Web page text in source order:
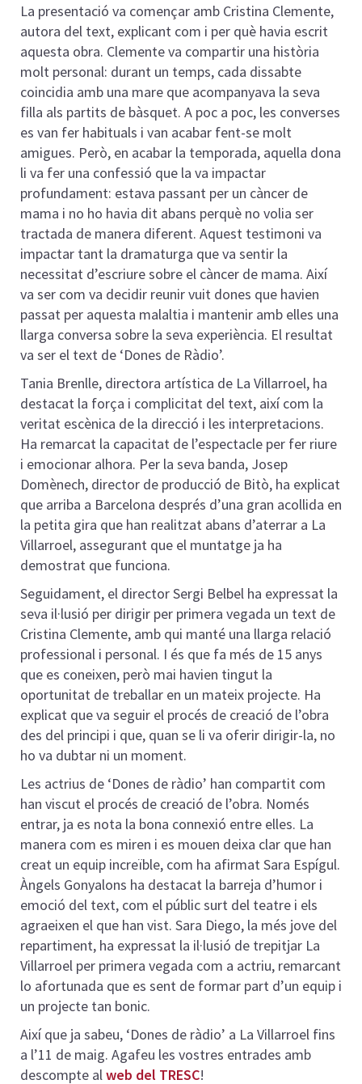
La presentació va començar amb Cristina Clemente,
autora del text, explicant com i per què havia escrit
aquesta obra. Clemente va compartir una història
molt personal: durant un temps, cada dissabte
coincidia amb una mare que acompanyava la seva
filla als partits de bàsquet. A poc a poc, les converses
es van fer habituals i van acabar fent-se molt
amigues. Però, en acabar la temporada, aquella dona
li va fer una confessió que la va impactar
profundament: estava passant per un càncer de
mama i no ho havia dit abans perquè no volia ser
tractada de manera diferent. Aquest testimoni va
impactar tant la dramaturga que va sentir la
necessitat d’escriure sobre el càncer de mama. Així
va ser com va decidir reunir vuit dones que havien
passat per aquesta malaltia i mantenir amb elles una
llarga conversa sobre la seva experiència. El resultat
va ser el text de ‘Dones de Ràdio’.
Tania Brenlle, directora artística de La Villarroel, ha
destacat la força i complicitat del text, així com la
veritat escènica de la direcció i les interpretacions.
Ha remarcat la capacitat de l’espectacle per fer riure
i emocionar alhora. Per la seva banda, Josep
Domènech, director de producció de Bitò, ha explicat
que arriba a Barcelona després d’una gran acollida en
la petita gira que han realitzat abans d’aterrar a La
Villarroel, assegurant que el muntatge ja ha
demostrat que funciona.
Seguidament, el director Sergi Belbel ha expressat la
seva il·lusió per dirigir per primera vegada un text de
Cristina Clemente, amb qui manté una llarga relació
professional i personal. I és que fa més de 15 anys
que es coneixen, però mai havien tingut la
oportunitat de treballar en un mateix projecte. Ha
explicat que va seguir el procés de creació de l’obra
des del principi i que, quan se li va oferir dirigir-la, no
ho va dubtar ni un moment.
Les actrius de ‘Dones de ràdio’ han compartit com
han viscut el procés de creació de l’obra. Només
entrar, ja es nota la bona connexió entre elles. La
manera com es miren i es mouen deixa clar que han
creat un equip increïble, com ha afirmat Sara Espígul.
Àngels Gonyalons ha destacat la barreja d’humor i
emoció del text, com el públic surt del teatre i els
agraeixen el que han vist. Sara Diego, la més jove del
repartiment, ha expressat la il·lusió de trepitjar La
Villarroel per primera vegada com a actriu, remarcant
lo afortunada que es sent de formar part d’un equip i
un projecte tan bonic.
Així que ja sabeu, ‘Dones de ràdio’ a La Villarroel fins
a l’11 de maig. Agafeu les vostres entrades amb
descompte alweb del TRESC!